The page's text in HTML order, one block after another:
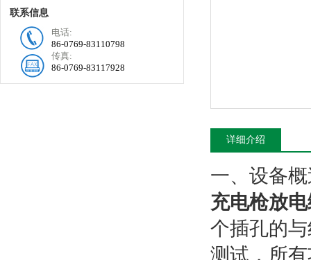
联系信息
电话:
86-0769-83110798
传真:
86-0769-83117928
详细介绍
一、设备
充电枪放
个插孔的
测试，所